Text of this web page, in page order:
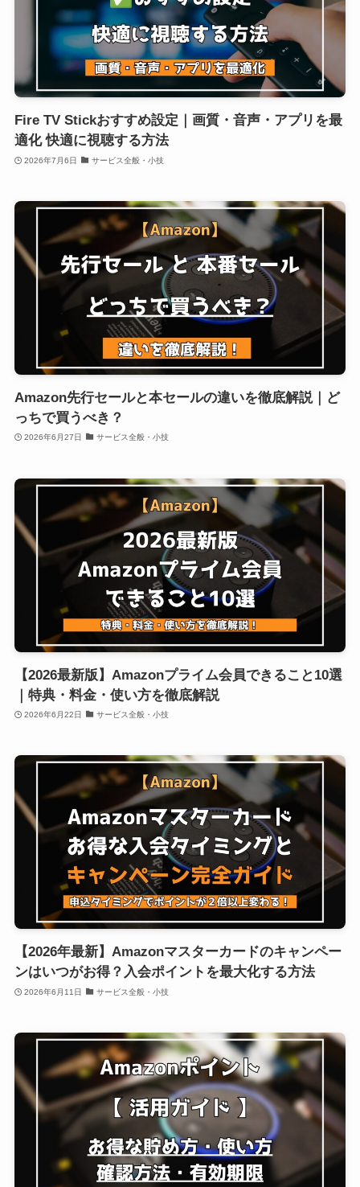
Fire TV Stickおすすめ設定｜画質・音声・アプリを最
適化 快適に視聴する方法
2026年7月6日 サービス全般・小技
Amazon先行セールと本セールの違いを徹底解説｜ど
っちで買うべき？
2026年6月27日 サービス全般・小技
【2026最新版】Amazonプライム会員できること10選
｜特典・料金・使い方を徹底解説
2026年6月22日 サービス全般・小技
【2026年最新】Amazonマスターカードのキャンペー
ンはいつがお得？入会ポイントを最大化する方法
2026年6月11日 サービス全般・小技